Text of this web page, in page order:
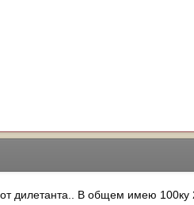
дилетанта.. В общем имею